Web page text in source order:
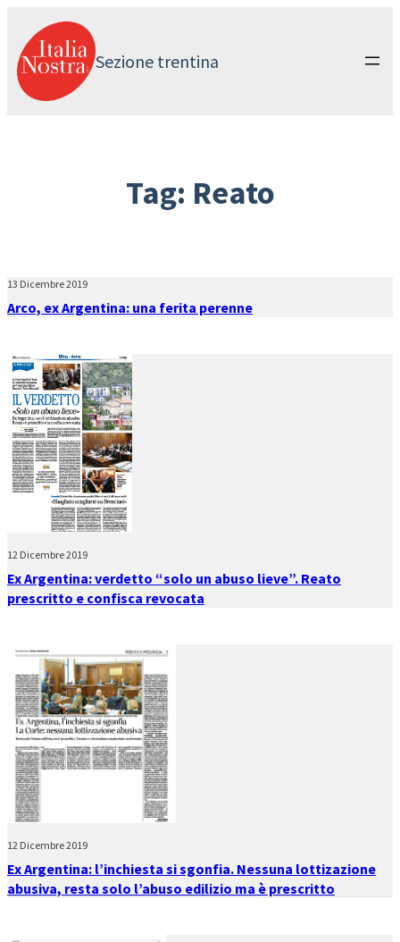
contenuto
Sezione trentina
Tag: Reato
13 Dicembre 2019
Arco, ex Argentina: una ferita perenne
12 Dicembre 2019
Ex Argentina: verdetto “solo un abuso lieve”. Reato
prescritto e confisca revocata
12 Dicembre 2019
Ex Argentina: l’inchiesta si sgonfia. Nessuna lottizazione
abusiva, resta solo l’abuso edilizio ma è prescritto